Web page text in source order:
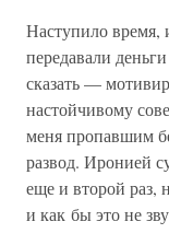
Наступило время,
передавали
сказать —
настойчивому
меня пропавшим
развод. Иронией
еще и второй раз,
и как бы это не